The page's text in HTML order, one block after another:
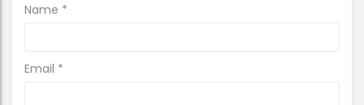
Name *
Email *